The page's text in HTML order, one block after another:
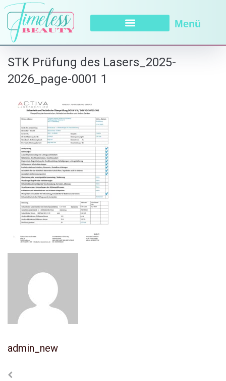
Menü
STK Prüfung des Lasers_2025-
2026_page-0001 1
admin_new